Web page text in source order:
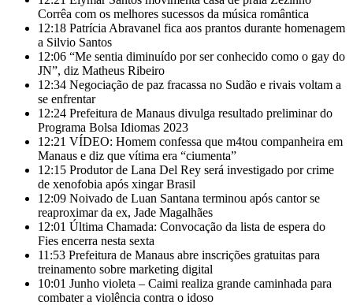
Corrêa com os melhores sucessos da música romântica
12:18 Patrícia Abravanel fica aos prantos durante homenagem
a Silvio Santos
12:06 “Me sentia diminuído por ser conhecido como o gay do
JN”, diz Matheus Ribeiro
12:34 Negociação de paz fracassa no Sudão e rivais voltam a
se enfrentar
12:24 Prefeitura de Manaus divulga resultado preliminar do
Programa Bolsa Idiomas 2023
12:21 VÍDEO: Homem confessa que m4tou companheira em
Manaus e diz que vítima era “ciumenta”
12:15 Produtor de Lana Del Rey será investigado por crime
de xenofobia após xingar Brasil
12:09 Noivado de Luan Santana terminou após cantor se
reaproximar da ex, Jade Magalhães
12:01 Última Chamada: Convocação da lista de espera do
Fies encerra nesta sexta
11:53 Prefeitura de Manaus abre inscrições gratuitas para
treinamento sobre marketing digital
10:01 Junho violeta – Caimi realiza grande caminhada para
combater a violência contra o idoso